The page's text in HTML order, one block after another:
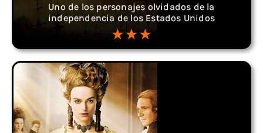
Uno de los personajes olvidados de la
independencia de los Estados Unidos